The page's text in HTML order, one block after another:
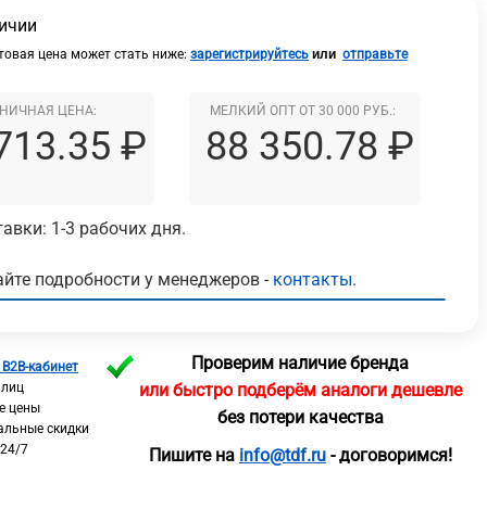
цена может стать ниже: зарегистрируйтесь или отправьте
ЦЕНА:
₽
МЕЛКИЙ ОПТ ОТ 30 000 РУБ.:
88 350.78 ₽
1-3 рабочих дня.
подробности у менеджеров - контакты.
кабинет
цены
скидки
7
Проверим наличие бренда
или быстро подберём аналоги дешевле
без потери качества
Пишите на info@tdf.ru- договоримся!